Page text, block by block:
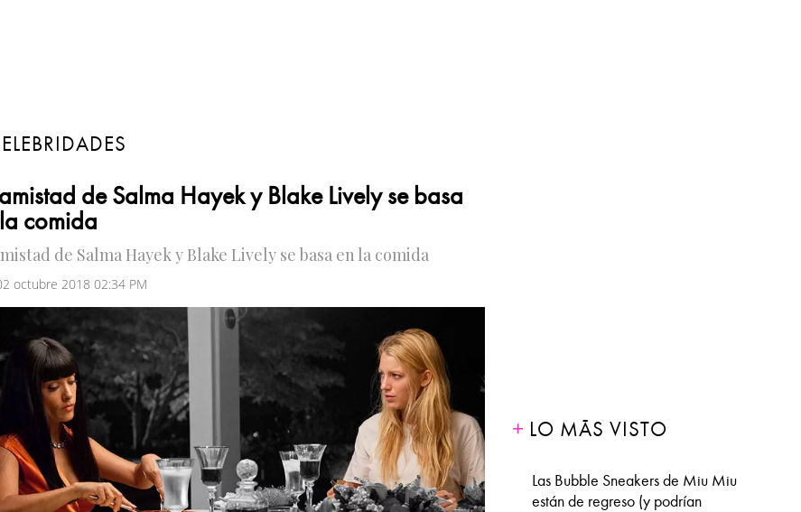
de Salma Hayek y Blake Lively se basa
comida
de Salma Hayek y Blake Lively se basa en la comida
octubre 2018 02:34 PM
LO MÁS VISTO
Las Bubble Sneakers de Miu Miu
están de regreso (y podrían